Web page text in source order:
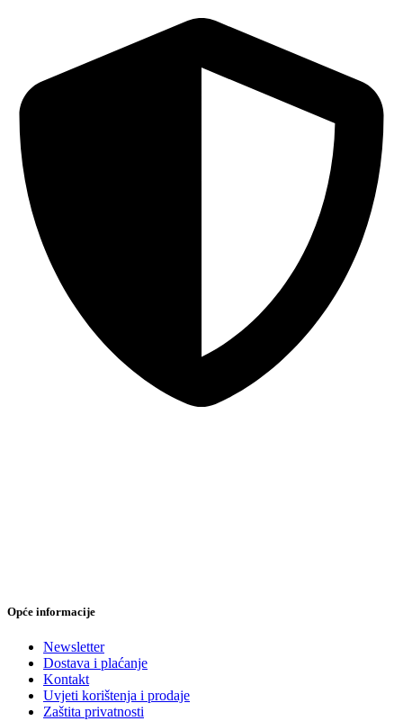
Opće informacije
Newsletter
Dostava i plaćanje
Kontakt
Uvjeti korištenja i prodaje
Zaštita privatnosti